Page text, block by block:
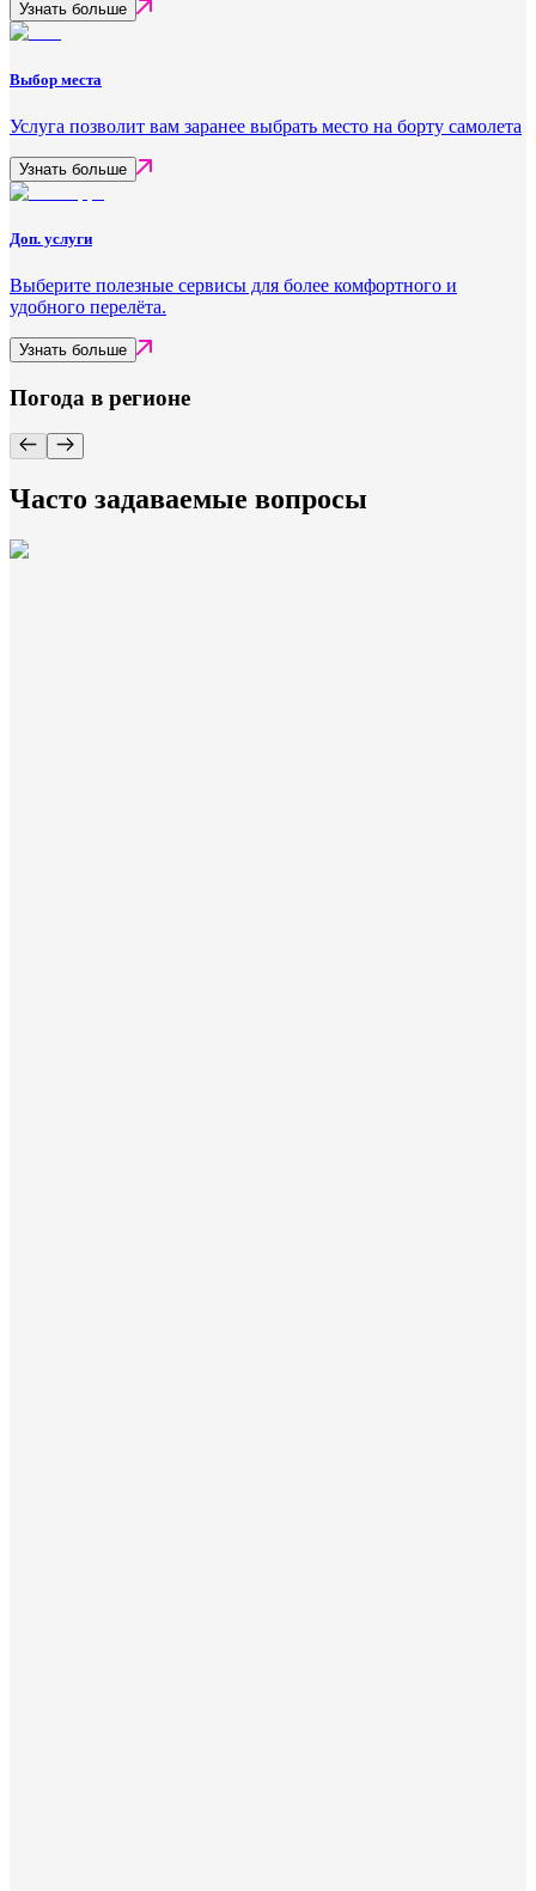
Узнать больше
Выбор места
Услуга позволит вам заранее выбрать место на борту самолета
Узнать больше
Доп. услуги
Выберите полезные сервисы для более комфортного и
удобного перелёта.
Узнать больше
Погода в регионе
Часто задаваемые вопросы